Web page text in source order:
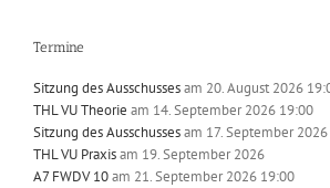
Termine
Sitzung des Ausschussesam 20. August 2026
THL VU Theorie am 14. September 2026 19:00
Sitzung des Ausschussesam 17. September
THL VU Praxisam 19. September 2026
A7 FWDV 10am 21. September 2026 19:00